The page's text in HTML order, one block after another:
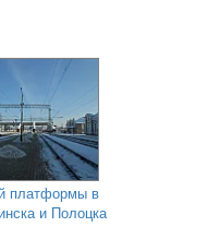
платформы в
и Полоцка